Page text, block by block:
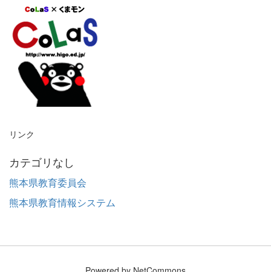
リンク
カテゴリなし
熊本県教育委員会
熊本県教育情報システム